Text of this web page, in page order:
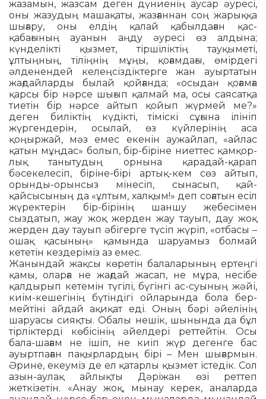
жазамын, жазсам деген дүниенің аусар әуресі,
оны жазу­дың машақаты, жазғаннан соң жарыққа
шығару, оны елдің қалай қабылдаған қас-
қабағының ауанын аңду әуресі өз алдына;
күнделікті қызмет, тіршіліктің тау­қыметі,
ұлтыңның, тіліңнің мұңы, қоғамдағы, өмірдегі
әлденендей келең­сіздіктерге жан ауыртатын
жағдайларды былай қойғанда; «осыдан қоғамға
қарсы бір нәрсе шығып қалмай ма, осы сая­сатқа
тиетін бір нәрсе айтып қойып жүр­мей ме?»
деген биліктің күдікті, ті­міскі сұғына ілініп
жүргендерін, осылай, өз күйлерінің аса
қоңыржай, мәз емес екенін аужайлап, «айлас
қатын мұң­дас» болып, бір-біріне ниеттес қам­қор­
лық танытудың орнына қарадай-қарап
бәсекелесіп, біріне-бірі артық-кем сөз айтып,
орынды-орынсыз мінесіп, сынасып, қай-
қайсысының да «ұлтым, халқым!» деп соғатын есіл
жүректерін бір-бірінің шаншу жебесімен
сыздатып, жау жоқ жерден жау тауып, дау жоқ
жерден дау тауып әбігерге түсіп жүріп, «от­басы –
ошақ қасының» қамында шаруамыз болмай
кететін кездеріміз аз емес.
Жанындай жақсы көретін бала­ла­ры­ның ертеңгі
қамы, оларға не жағдай жа­сап, не мұра, несібе
қалдырып кетемін түгілі, бүгінгі ас-суының жәйі,
киім-ке­ше­гінің бүтіндігі ойларында бола бер­
мейтіні айдай ақиқат еді. Оның бәрі әйелінің
шаруасы сияқты. Обалы нешік, шынында да бұл
тірліктерді көбісінің әйелдері реттейтін. Осы
бала-шағам не ішіп, не киіп жүр дегенге бас
ауыртпаған пақырлардың бірі – Мен шығармын.
Әрине, екеуміз де ел қатарлы қызмет істедік. Сол
азын-аулақ айлықты Дәрі­жан өзі реттеп
жеткізетін. «Анау жоқ, мынау керек, аналарда